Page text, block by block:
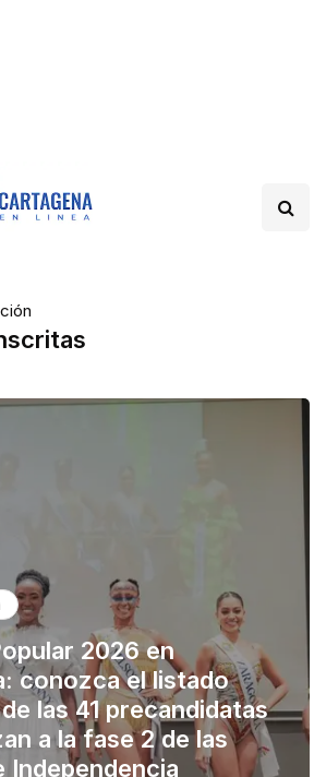
2026 en
conozca el listado
las 41 precandidatas
a la fase 2 de las
Independencia